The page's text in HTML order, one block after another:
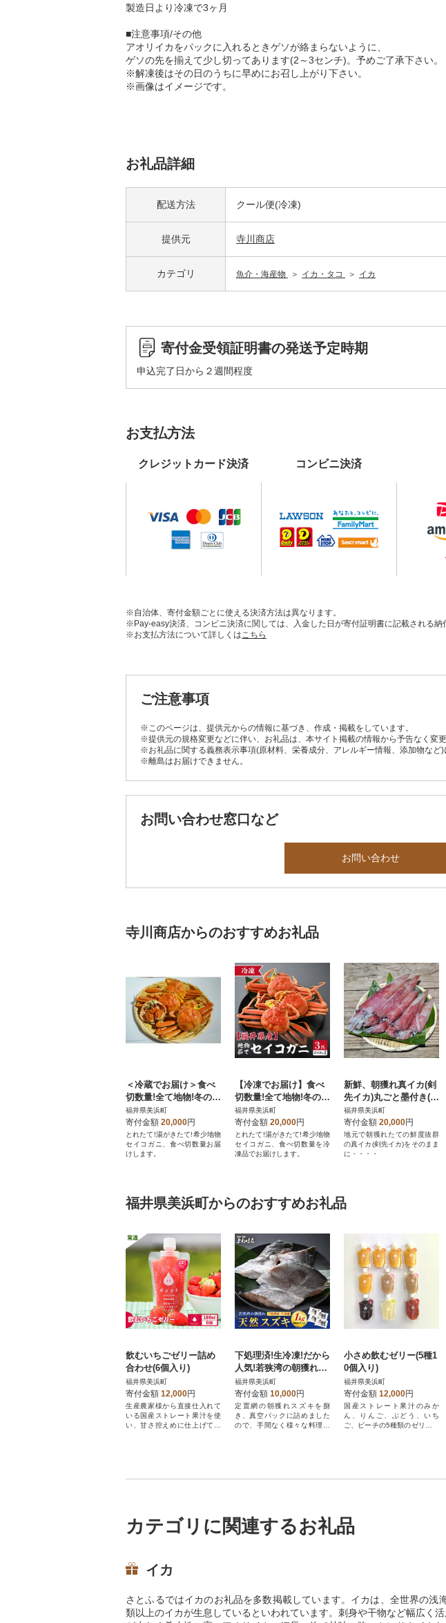
製造日より冷凍で3ヶ月
■注意事項/その他
アオリイカをパックに入れるときゲソが絡まらないように、
ゲソの先を揃えて少し切ってあります(2～3センチ)。予めご了承下さい。
※解凍後はその日のうちに早めにお召し上がり下さい。
※画像はイメージです。
お礼品詳細
配送方法 クール便(冷凍)
提供元 寺川商店
カテゴリ 魚介・海産物 イカ・タコ イカ
寄付金受領証明書の発送予定時期
申込完了日から２週間程度
お支払方法
クレジットカード決済 コンビニ決済
※自治体、寄付金額ごとに使える決済方法は異なります。
※Pay-easy決済、コンビニ決済に関しては、入金した日が寄付証明書に記載される納
※お支払方法について詳しくはこちら
ご注意事項
※このページは、提供元からの情報に基づき、作成・掲載をしています。
※提供元の規格変更などに伴い、お礼品は、本サイト掲載の情報から予告なく変
※お礼品に関する義務表示事項(原材料、栄養成分、アレルギー情報、添加物など
※離島はお届けできません。
お問い合わせ窓口など
お問い合わせ
寺川商店からのおすすめお礼品
＜冷蔵でお届け＞食べ
切数量!全て地物!冬の味
覚 旬のセイコガニ(3
匹計420g)食べ方カラー
説明書付
福井県美浜町
寄付金額 20,000円
とれたて!湯がきたて!希少地物
セイコガニ、食べ切数量お届
けします。
【冷凍でお届け】食べ
切数量!全て地物!冬の味
覚 旬のセイコガニ(3
匹計420g前後)食べ方説
明書付
福井県美浜町
寄付金額 20,000円
とれたて!湯がきたて!希少地物
セイコガニ、食べ切数量を冷
凍品でお届けします。
新鮮、朝獲れ真イカ(剣
先イカ)丸ごと墨付き(た
まり醤油としおり付き)
約1,000g
福井県美浜町
寄付金額 20,000円
地元で朝獲れたての鮮度抜群
の真イカ(剣先イカ)をそのまま
に・・・・
福井県美浜町からのおすすめお礼品
飲むいちごゼリー詰め
合わせ(6個入り)
福井県美浜町
寄付金額 12,000円
生産農家様から直接仕入れて
いる国産ストレート果汁を使
い、甘さ控えめに仕上げてい
下処理済!生冷凍!だから
人気!若狭湾の朝獲れ天
然スズキ1kg(250g×4パ
ック)
福井県美浜町
寄付金額 10,000円
定置網の朝獲れスズキを捌
き、真空パックに詰めました
ので、手間なく様々な料理ご
小さめ飲むゼリー(5種1
0個入り)
福井県美浜町
寄付金額 12,000円
国産ストレート果汁のみか
ん、りんご、ぶどう、いち
ご、ピーチの5種類のゼリーを
カテゴリに関連するお礼品
イカ
さとふるではイカのお礼品を多数掲載しています。イカは、全世界の
類以上のイカが生息しているといわれています。刺身や干物など幅広く